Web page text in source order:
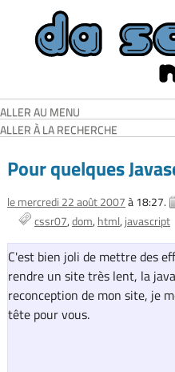
ALLER AU MENU
ALLER À LA RECHERCHE
Pour quelques
le mercredi 22 août 2007à 18:27.
cssr07 dom html javascript
C'est bien joli de mettre des
rendre un site très lent, la
reconception de mon site, je
tête pour vous.